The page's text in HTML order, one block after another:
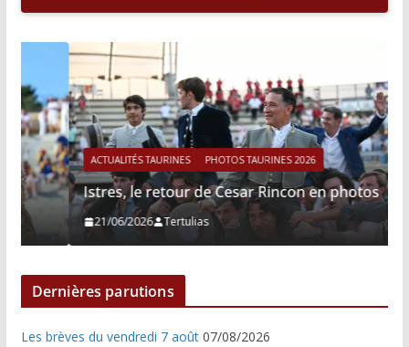
ACTUALITÉS TAURINES PHOTOS TAURINES 2026
Istres, le retour de Cesar Rincon en photos
21/06/2026 Tertulias
Dernières parutions
Les brèves du vendredi 7 août 07/08/2026